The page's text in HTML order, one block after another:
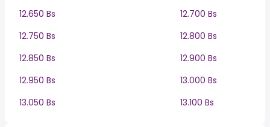
12.650 Bs
12.700 Bs
12.750 Bs
12.800 Bs
12.850 Bs
12.900 Bs
12.950 Bs
13.000 Bs
13.050 Bs
13.100 Bs